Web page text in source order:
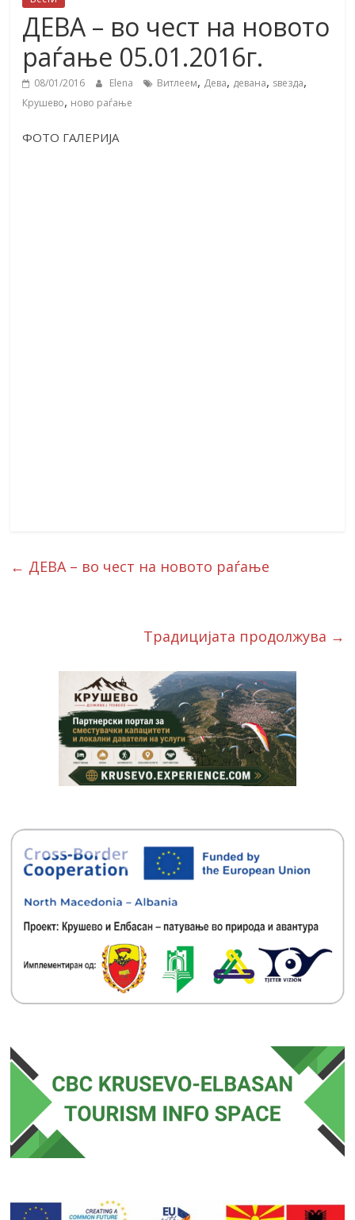
ДЕВА – во чест на новото
раѓање 05.01.2016г.
08/01/2016 Elena Витлеем, Дева, девана, ѕвезда,
Крушево, ново раѓање
ФОТО ГАЛЕРИЈА
← ДЕВА – во чест на новото раѓање
Традицијата продолжува →